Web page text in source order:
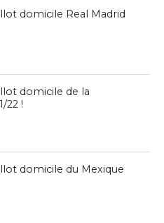
domicile Real Madrid
domicile de la
22 !
domicile du Mexique